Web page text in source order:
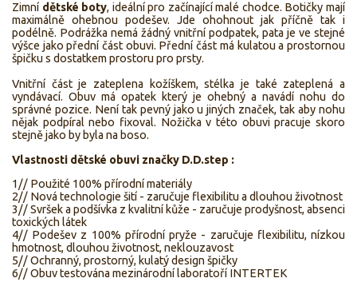
Zimní dětské boty, ideální pro začínající malé chodce. Botičky mají
maximálně ohebnou podešev. Jde ohohnout jak příčně tak i
podélně. Podrážka nemá žádný vnitřní podpatek, pata je ve stejné
výšce jako přední část obuvi. Přední část má kulatou a prostornou
špičku s dostatkem prostoru pro prsty.
Vnitřní část je zateplena kožíškem, stélka je také zateplená a
vyndávací. Obuv má opatek který je ohebný a navádí nohu do
správné pozice. Není tak pevný jako u jiných značek, tak aby nohu
nějak podpíral nebo fixoval. Nožička v této obuvi pracuje skoro
stejně jako by byla na boso.
Vlastnosti dětské obuvi značky D.D.step :
1// Použité 100% přírodní materiály
2// Nová technologie šití - zaručuje flexibilitu a dlouhou životnost
3// Svršek a podšívka z kvalitní kůže - zaručuje prodyšnost, absenci
toxických látek
4// Podešev z 100% přírodní pryže - zaručuje flexibilitu, nízkou
hmotnost, dlouhou životnost, neklouzavost
5// Ochranný, prostorný, kulatý design špičky
6// Obuv testována mezinárodní laboratoří INTERTEK